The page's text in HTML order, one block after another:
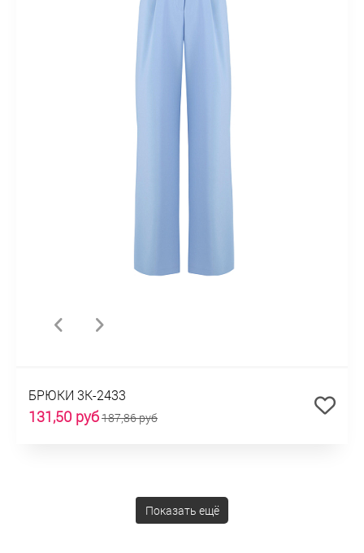
БРЮКИ 3К-2433
131,50 руб187,86 руб
Показать ещё